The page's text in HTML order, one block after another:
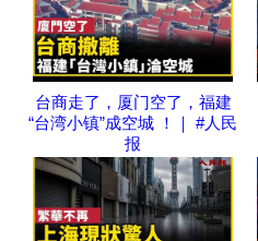
台商走了，厦门空了，福建
“台湾小镇”成空城 ！｜ #人民
报